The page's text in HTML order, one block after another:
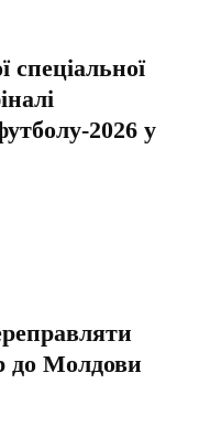
спеціальної
2026 у
до Молдови